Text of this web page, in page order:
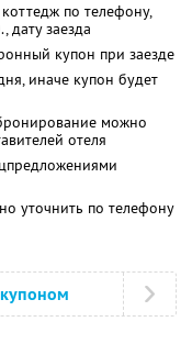
по телефону,
дату заезда
купон при заезде
иначе купон будет
можно
отеля
уточнить по телефону
купоном